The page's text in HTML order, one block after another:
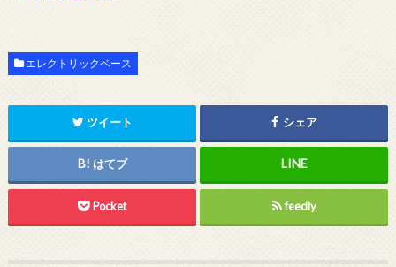
エレクトリックベース
ツイート シェア
はてブ
Pocket feedly